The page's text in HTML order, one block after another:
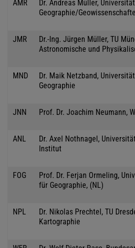
AMR
Dr. Andreas Müller,
Geographie/
JMR
Dr.-Ing. Jürgen Müller, TU
Astronomische und
MND
Dr. Maik Netzband,
Geographie
JNN Prof. Dr. Joachim Neumann,
ANL
Dr. Axel Nothnagel,
Institut
FOG
Prof. Dr. Ferjan Ormeling,
für Geographie, (NL)
NPL
Dr. Nikolas Prechtel, TU
Kartographie